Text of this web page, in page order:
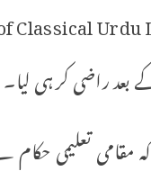
تعلیمی حکام